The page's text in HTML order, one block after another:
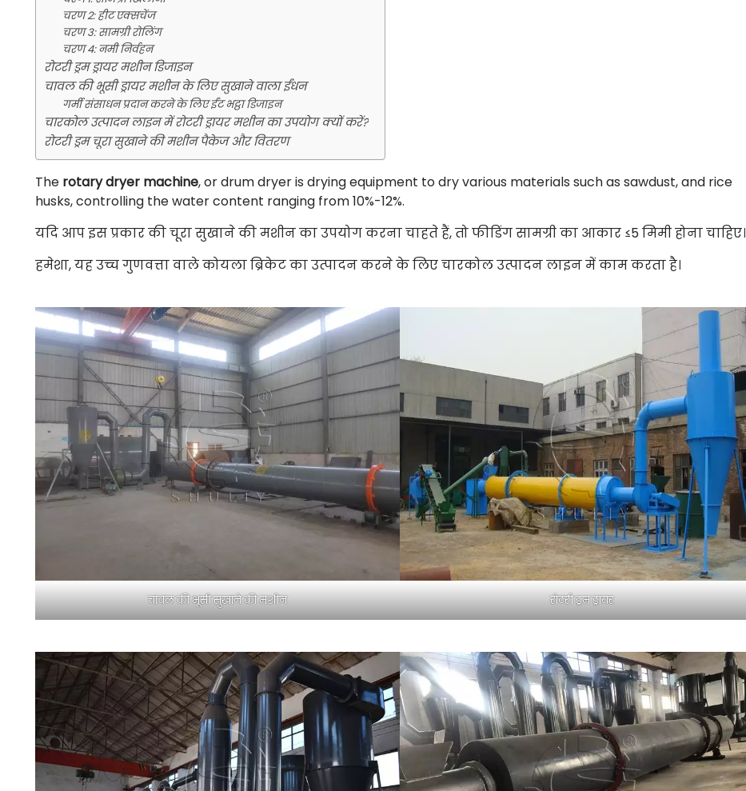
चरण 2: हीट एक्सचेंज
चरण 3: सामग्री रोलिंग
चरण 4: नमी निर्वहन
रोटरी ड्रम ड्रायर मशीन डिजाइन
चावल की भूसी ड्रायर मशीन के लिए सुखाने वाला ईंधन
गर्मी संसाधन प्रदान करने के लिए ईंट भट्ठा डिजाइन
चारकोल उत्पादन लाइन में रोटरी ड्रायर मशीन का उपयोग क्यों करें?
रोटरी ड्रम चूरा सुखाने की मशीन पैकेज और वितरण
The rotary dryer machine, or drum dryer is drying equipment to dry various materials such as sawdust, and rice
husks, controlling the water content ranging from 10%-12%.
यदि आप इस प्रकार की चूरा सुखाने की मशीन का उपयोग करना चाहते हैं, तो फीडिंग सामग्री का आकार ≤5 मिमी होना चाहिए।
हमेशा, यह उच्च गुणवत्ता वाले कोयला ब्रिकेट का उत्पादन करने के लिए चारकोल उत्पादन लाइन में काम करता है।
चावल की भूसी सुखाने की मशीन रोटरी ड्रम ड्रायर